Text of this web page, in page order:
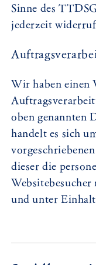
Sinne des
jederzeit
Wir haben einen
oben genannten
handelt es sich
dieser die
und unter